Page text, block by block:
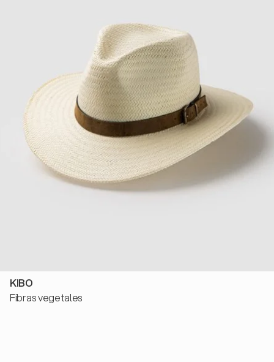
KIBO
Fibras vegetales